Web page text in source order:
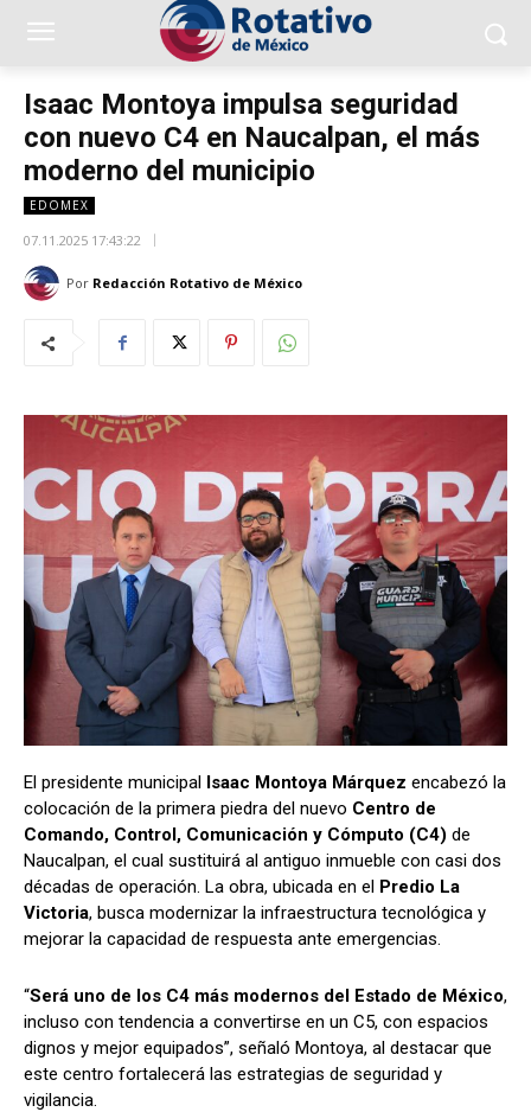
Isaac Montoya impulsa seguridad
con nuevo C4 en Naucalpan, el más
moderno del municipio
EDOMEX
07.11.2025 17:43:22
Por Redacción Rotativo de México
El presidente municipal Isaac Montoya Márquez encabezó la
colocación de la primera piedra del nuevo Centro de
Comando, Control, Comunicación y Cómputo (C4) de
Naucalpan, el cual sustituirá al antiguo inmueble con casi dos
décadas de operación. La obra, ubicada en el Predio La
Victoria, busca modernizar la infraestructura tecnológica y
mejorar la capacidad de respuesta ante emergencias.
“Será uno de los C4 más modernos del Estado de México,
incluso con tendencia a convertirse en un C5, con espacios
dignos y mejor equipados”, señaló Montoya, al destacar que
este centro fortalecerá las estrategias de seguridad y
vigilancia.